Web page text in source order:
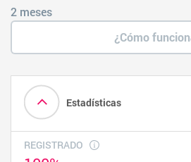
2 meses
¿Cómo
Estadísticas
REGISTRADO